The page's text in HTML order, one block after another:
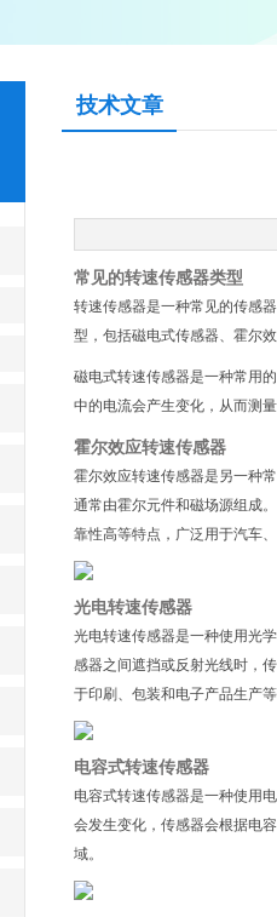
技术文章
常见的转速传感器类型
转速传感器是一种常见的传感
型，包括磁电式传感器、霍尔
磁电式转速传感器是一种常用
中的电流会产生变化，从而测
霍尔效应转速传感器
霍尔效应转速传感器是另一种
通常由霍尔元件和磁场源组成
靠性高等特点，广泛用于汽车
光电转速传感器
光电转速传感器是一种使用光
感器之间遮挡或反射光线时，
于印刷、包装和电子产品生产
电容式转速传感器
电容式转速传感器是一种使用
会发生变化，传感器会根据电
域。